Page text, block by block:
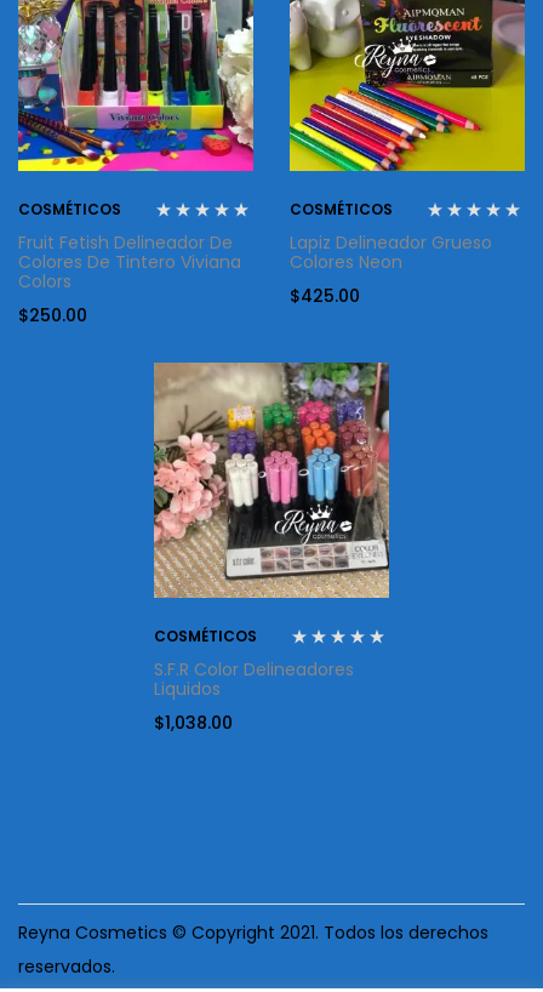
COSMÉTICOS
Fruit Fetish Delineador De
Colores De Tintero Viviana
Colors
$250.00
COSMÉTICOS
Lapiz Delineador Grueso
Colores Neon
$425.00
COSMÉTICOS
S.F.R Color Delineadores
Liquidos
$1,038.00
Reyna Cosmetics © Copyright 2021. Todos los derechos
reservados.